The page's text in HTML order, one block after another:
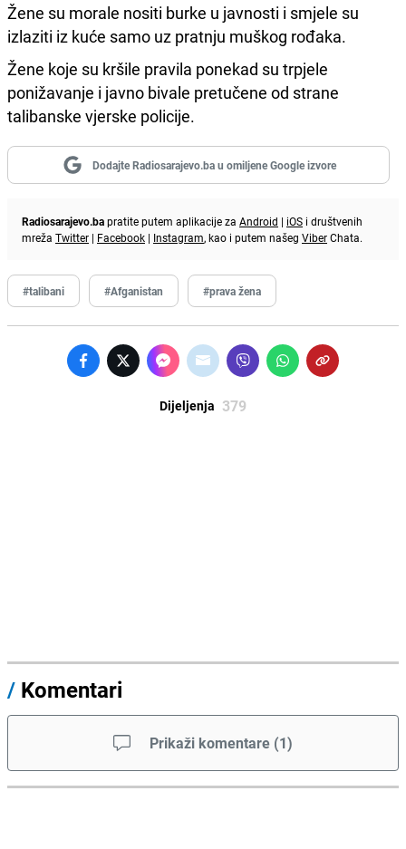
Žene su morale nositi burke u javnosti i smjele su
izlaziti iz kuće samo uz pratnju muškog rođaka.
Žene koje su kršile pravila ponekad su trpjele
ponižavanje i javno bivale pretučene od strane
talibanske vjerske policije.
Dodajte Radiosarajevo.ba u omiljene Google izvore
Radiosarajevo.bapratite putem aplikacije za Android | iOS i društvenih
mreža Twitter | Facebook | Instagram, kao i putem našeg ViberChata.
#talibani #Afganistan #prava žena
Dijeljenja 379
/ Komentari
Prikaži komentare (1)